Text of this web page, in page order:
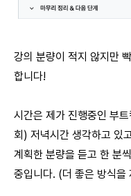
강의 분량이 적지 않지만
합니다!
시간은 제가 진행중인 부
회) 저녁시간 생각하고 있
계획한 분량을 듣고 한 분
중입니다. (더 좋은 방식을